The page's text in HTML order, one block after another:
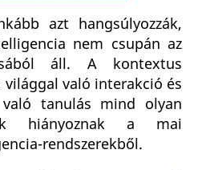
azt hangsúlyozzák,
nem csupán az
áll. A kontextus
világgal való interakció és
tanulás mind olyan
hiányoznak a mai
rendszerekből.